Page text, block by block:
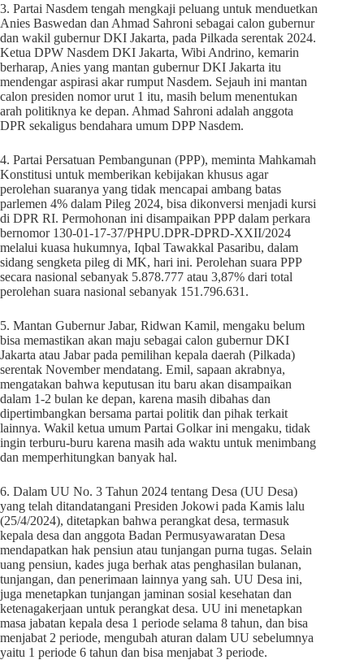
3. Partai Nasdem tengah mengkaji peluang untuk menduetkan
Anies Baswedan dan Ahmad Sahroni sebagai calon gubernur
dan wakil gubernur DKI Jakarta, pada Pilkada serentak 2024.
Ketua DPW Nasdem DKI Jakarta, Wibi Andrino, kemarin
berharap, Anies yang mantan gubernur DKI Jakarta itu
mendengar aspirasi akar rumput Nasdem. Sejauh ini mantan
calon presiden nomor urut 1 itu, masih belum menentukan
arah politiknya ke depan. Ahmad Sahroni adalah anggota
DPR sekaligus bendahara umum DPP Nasdem.
4. Partai Persatuan Pembangunan (PPP), meminta Mahkamah
Konstitusi untuk memberikan kebijakan khusus agar
perolehan suaranya yang tidak mencapai ambang batas
parlemen 4% dalam Pileg 2024, bisa dikonversi menjadi kursi
di DPR RI. Permohonan ini disampaikan PPP dalam perkara
bernomor 130-01-17-37/PHPU.DPR-DPRD-XXII/2024
melalui kuasa hukumnya, Iqbal Tawakkal Pasaribu, dalam
sidang sengketa pileg di MK, hari ini. Perolehan suara PPP
secara nasional sebanyak 5.878.777 atau 3,87% dari total
perolehan suara nasional sebanyak 151.796.631.
5. Mantan Gubernur Jabar, Ridwan Kamil, mengaku belum
bisa memastikan akan maju sebagai calon gubernur DKI
Jakarta atau Jabar pada pemilihan kepala daerah (Pilkada)
serentak November mendatang. Emil, sapaan akrabnya,
mengatakan bahwa keputusan itu baru akan disampaikan
dalam 1-2 bulan ke depan, karena masih dibahas dan
dipertimbangkan bersama partai politik dan pihak terkait
lainnya. Wakil ketua umum Partai Golkar ini mengaku, tidak
ingin terburu-buru karena masih ada waktu untuk menimbang
dan memperhitungkan banyak hal.
6. Dalam UU No. 3 Tahun 2024 tentang Desa (UU Desa)
yang telah ditandatangani Presiden Jokowi pada Kamis lalu
(25/4/2024), ditetapkan bahwa perangkat desa, termasuk
kepala desa dan anggota Badan Permusyawaratan Desa
mendapatkan hak pensiun atau tunjangan purna tugas. Selain
uang pensiun, kades juga berhak atas penghasilan bulanan,
tunjangan, dan penerimaan lainnya yang sah. UU Desa ini,
juga menetapkan tunjangan jaminan sosial kesehatan dan
ketenagakerjaan untuk perangkat desa. UU ini menetapkan
masa jabatan kepala desa 1 periode selama 8 tahun, dan bisa
menjabat 2 periode, mengubah aturan dalam UU sebelumnya
yaitu 1 periode 6 tahun dan bisa menjabat 3 periode.